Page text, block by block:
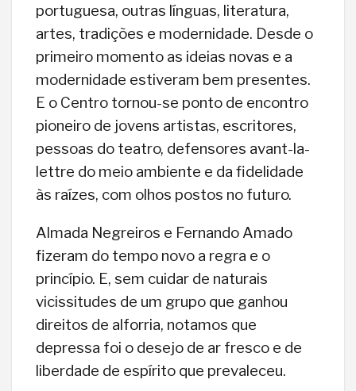
portuguesa, outras línguas, literatura,
artes, tradições e modernidade. Desde o
primeiro momento as ideias novas e a
modernidade estiveram bem presentes.
E o Centro tornou-se ponto de encontro
pioneiro de jovens artistas, escritores,
pessoas do teatro, defensores avant-la-
lettre do meio ambiente e da fidelidade
às raízes, com olhos postos no futuro.
Almada Negreiros e Fernando Amado
fizeram do tempo novo a regra e o
princípio. E, sem cuidar de naturais
vicissitudes de um grupo que ganhou
direitos de alforria, notamos que
depressa foi o desejo de ar fresco e de
liberdade de espírito que prevaleceu.